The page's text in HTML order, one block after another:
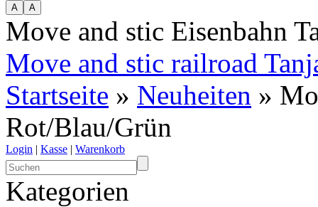
Move and stic Eisenbahn
Move and stic railroad
Startseite » Neuheiten »
Rot/Blau/Grün
Login | Kasse | Warenkorb
Kategorien